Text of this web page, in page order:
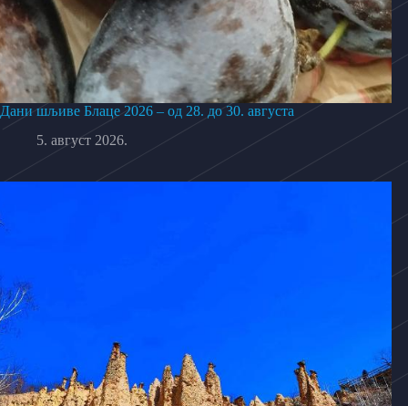
Дани шљиве Блаце 2026 – од 28. до 30. августа
5. август 2026.